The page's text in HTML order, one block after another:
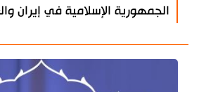
الجمهورية الإسلامية في إيران